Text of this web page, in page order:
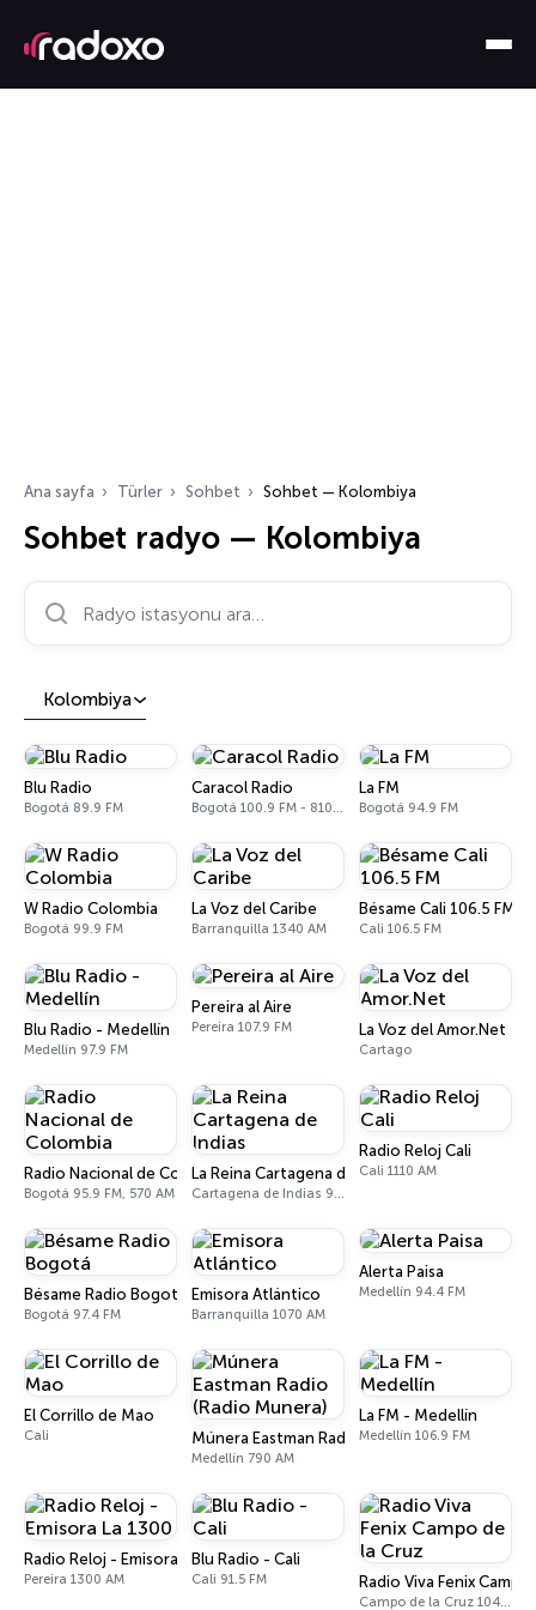
Ana sayfa Türler Sohbet Sohbet — Kolombiya
Sohbet radyo — Kolombiya
Radyo istasyonu ara…
Kolombiya
Blu Radio
Bogotá 89.9 FM
Caracol Radio
Bogotá 100.9 FM - 810 AM
La FM
Bogotá 94.9 FM
W Radio Colombia
Bogotá 99.9 FM
La Voz del Caribe
Barranquilla 1340 AM
Bésame Cali 106.5 FM
Cali 106.5 FM
Blu Radio - Medellín
Medellín 97.9 FM
Pereira al Aire
Pereira 107.9 FM La Voz del Amor.Net
Cartago
Radio Nacional de Colombia
Bogotá 95.9 FM, 570 AM
La Reina Cartagena de Indias
Cartagena de Indias 95.5 FM
Radio Reloj Cali
Cali 1110 AM
Bésame Radio Bogotá
Bogotá 97.4 FM
Emisora Atlántico
Barranquilla 1070 AM
Alerta Paisa
Medellín 94.4 FM
El Corrillo de Mao
Cali Múnera Eastman Radio (Radio Munera)
Medellín 790 AM
La FM - Medellín
Medellín 106.9 FM
Radio Reloj - Emisora La 1300
Pereira 1300 AM
Blu Radio - Cali
Cali 91.5 FM Radio Viva Fenix
Campo de la Cruz 104.1 FM